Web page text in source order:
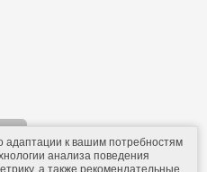
адаптации к вашим потребностям
анализа поведения
а также рекомендательные